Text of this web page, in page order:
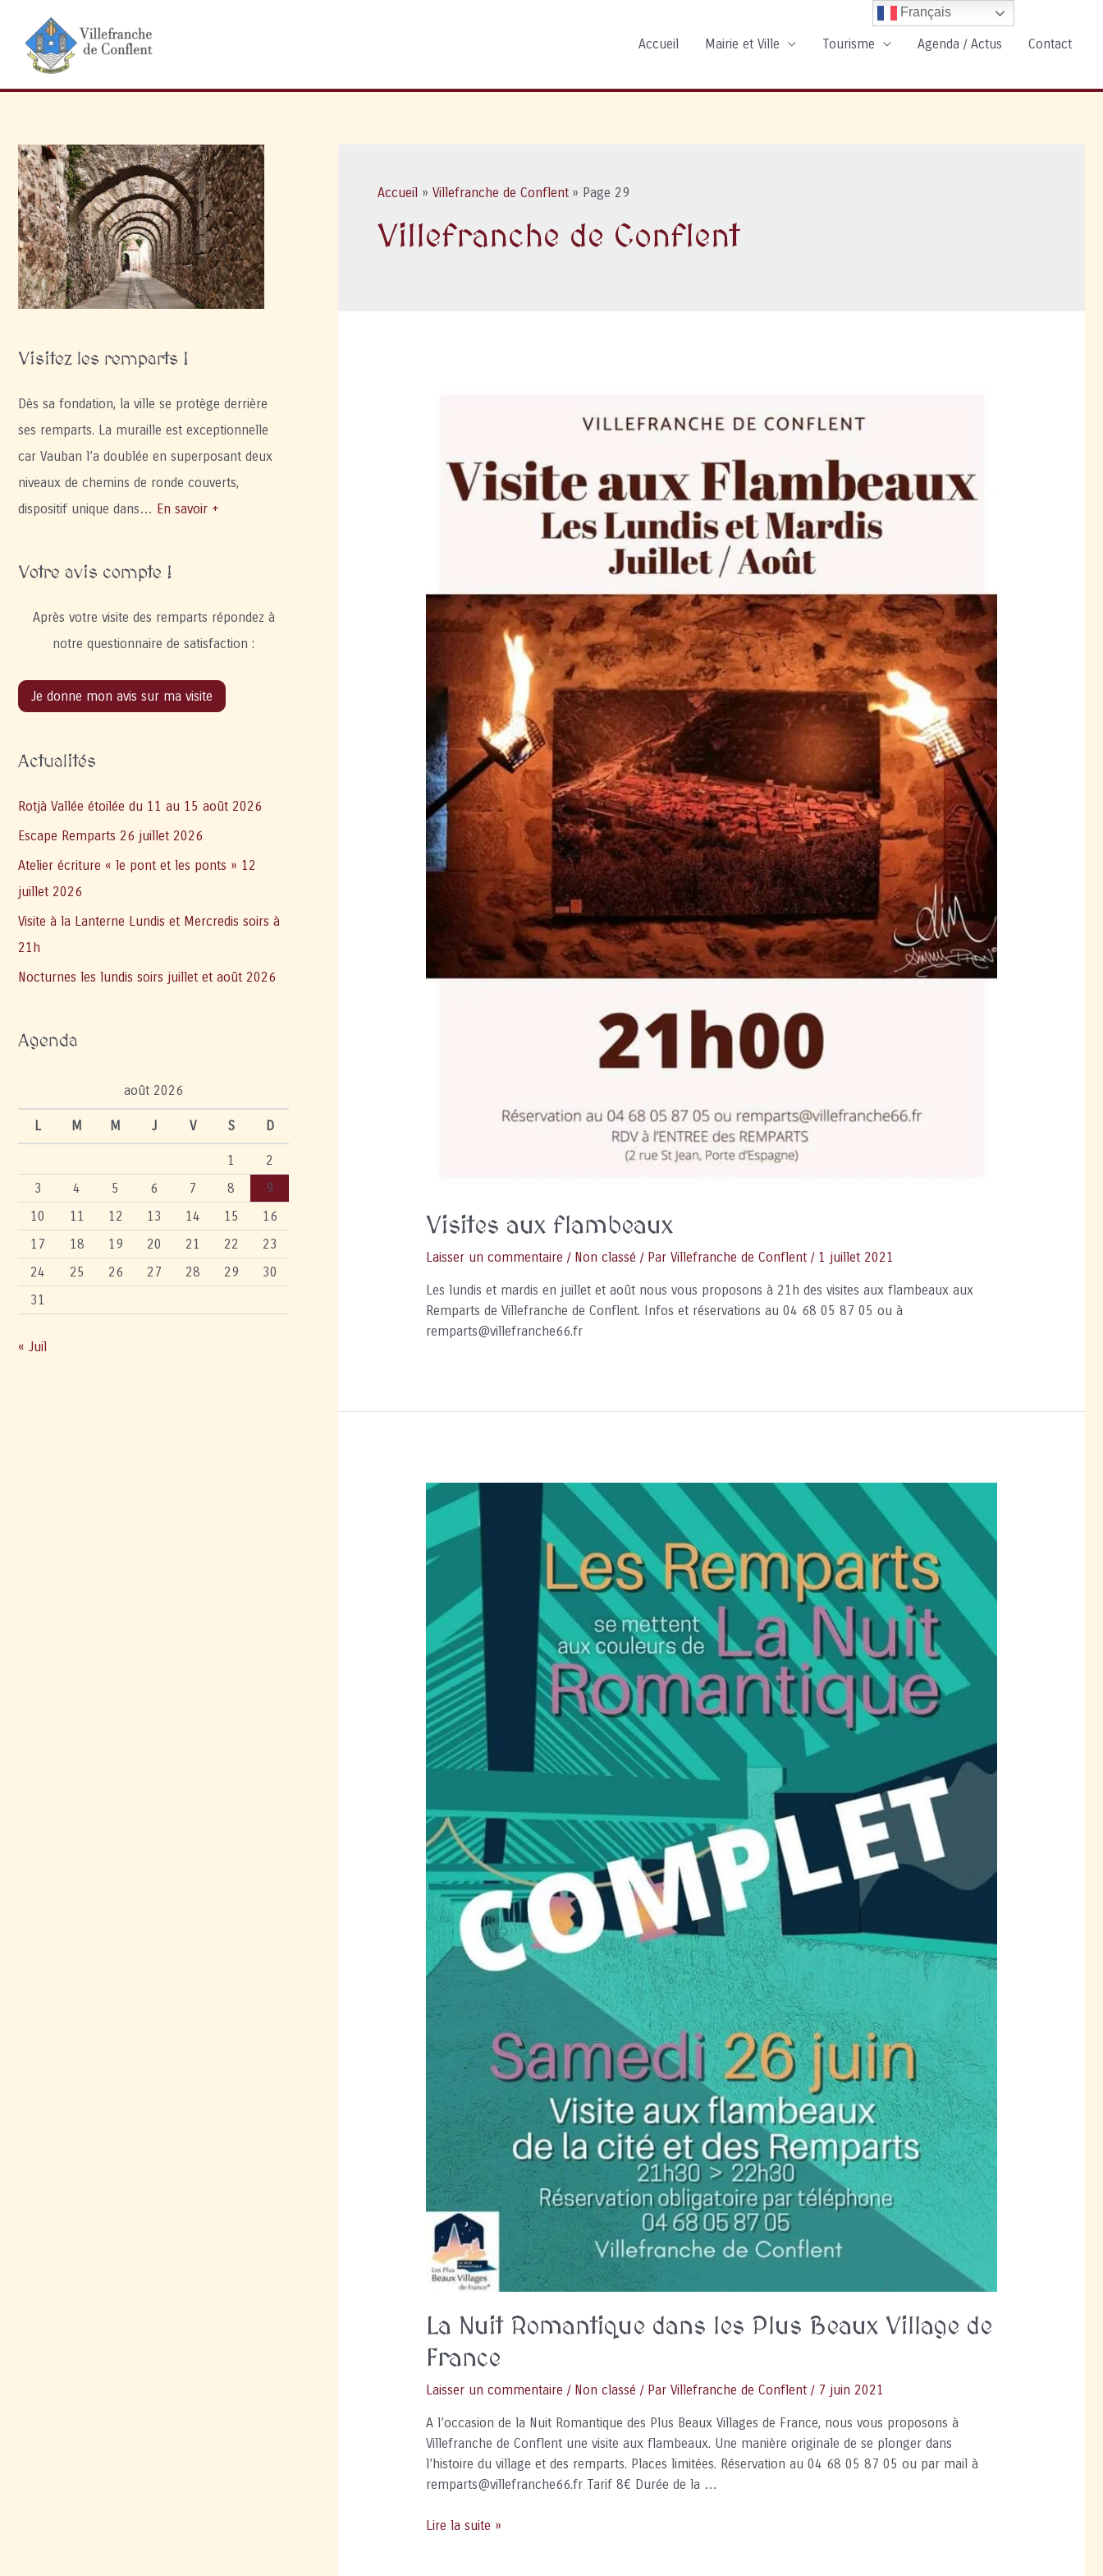
contenu
Accueil Mairie et Ville Tourisme Agenda / Actus Contact
Visitez les remparts !
Dès sa fondation, la ville se protège derrière
ses remparts. La muraille est exceptionnelle
car Vauban l’a doublée en superposant deux
niveaux de chemins de ronde couverts,
dispositif unique dans… En savoir +
Votre avis compte !
Après votre visite des remparts répondez à
notre questionnaire de satisfaction :
Je donne mon avis sur ma visite
Actualités
Rotjà Vallée étoilée du 11 au 15 août 2026
Escape Remparts 26 juillet 2026
Atelier écriture « le pont et les ponts » 12
juillet 2026
Visite à la Lanterne Lundis et Mercredis soirs à
21h
Nocturnes les lundis soirs juillet et août 2026
Agenda
août 2026
L M M J V S D
1
2
3
4 5 6 7 8
9
10
11 12 13 14 15
16
17
18 19 20 21 22
23
24
25 26 27 28 29
30
31
« Juil
Accueil Villefranche de Conflent Page 29
Villefranche de Conflent
Visites aux flambeaux
Laisser un commentaire / Non classé / Par Villefranche de Conflent / 1 juillet 2021
Les lundis et mardis en juillet et août nous vous proposons à 21h des visites aux flambeaux aux
Remparts de Villefranche de Conflent. Infos et réservations au 04 68 05 87 05 ou à
remparts@villefranche66.fr
La Nuit Romantique dans les Plus Beaux Village de
France
Laisser un commentaire / Non classé / Par Villefranche de Conflent / 7 juin 2021
A l’occasion de la Nuit Romantique des Plus Beaux Villages de France, nous vous proposons à
Villefranche de Conflent une visite aux flambeaux. Une manière originale de se plonger dans
l’histoire du village et des remparts. Places limitées. Réservation au 04 68 05 87 05 ou par mail à
remparts@villefranche66.fr Tarif 8€ Durée de la …
La
Lire la suite »
Français